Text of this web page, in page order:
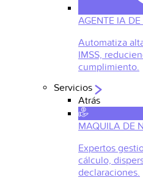
AGENTE IA DE
Automatiza
IMSS,
cumplimiento.
Servicios
Atrás
MAQUILA DE
Expertos
cálculo,
declaraciones.